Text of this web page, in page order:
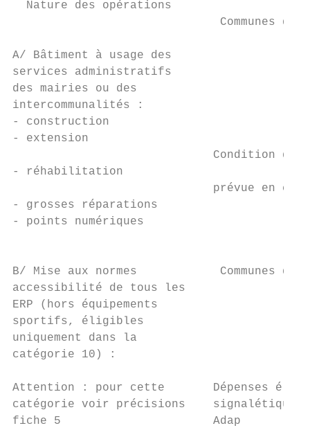
Nature des opérations
Communes de
A/ Bâtiment à usage des
services administratifs
des mairies ou des
intercommunalités :
- construction
- extension
Condition
- réhabilitation
prévue en
- grosses réparations
- points numériques
B/ Mise aux normes            Communes
accessibilité de tous les
ERP (hors équipements
sportifs, éligibles
uniquement dans la
catégorie 10) :
Attention : pour cette       Dépenses
catégorie voir précisions    signalétique,
fiche 5                      Adap